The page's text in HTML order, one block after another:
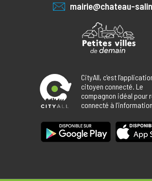
mairie@chateau-
CityAll, c’est
citoyen connecté. Le
compagnon idéal pour
connecté à